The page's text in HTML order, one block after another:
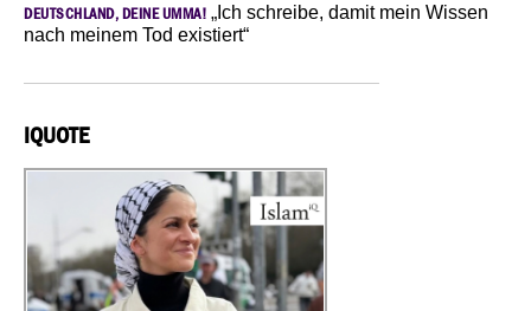
DEUTSCHLAND, DEINE UMMA! „Ich schreibe, damit mein Wissen
nach meinem Tod existiert“
IQUOTE